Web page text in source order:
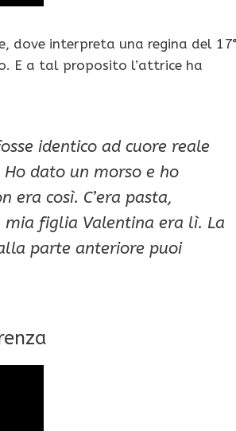
dove interpreta una regina del
E a tal proposito l’attrice ha
identico ad cuore reale
dato un morso e ho
era così. C’era pasta,
mia figlia Valentina era lì. La
parte anteriore puoi